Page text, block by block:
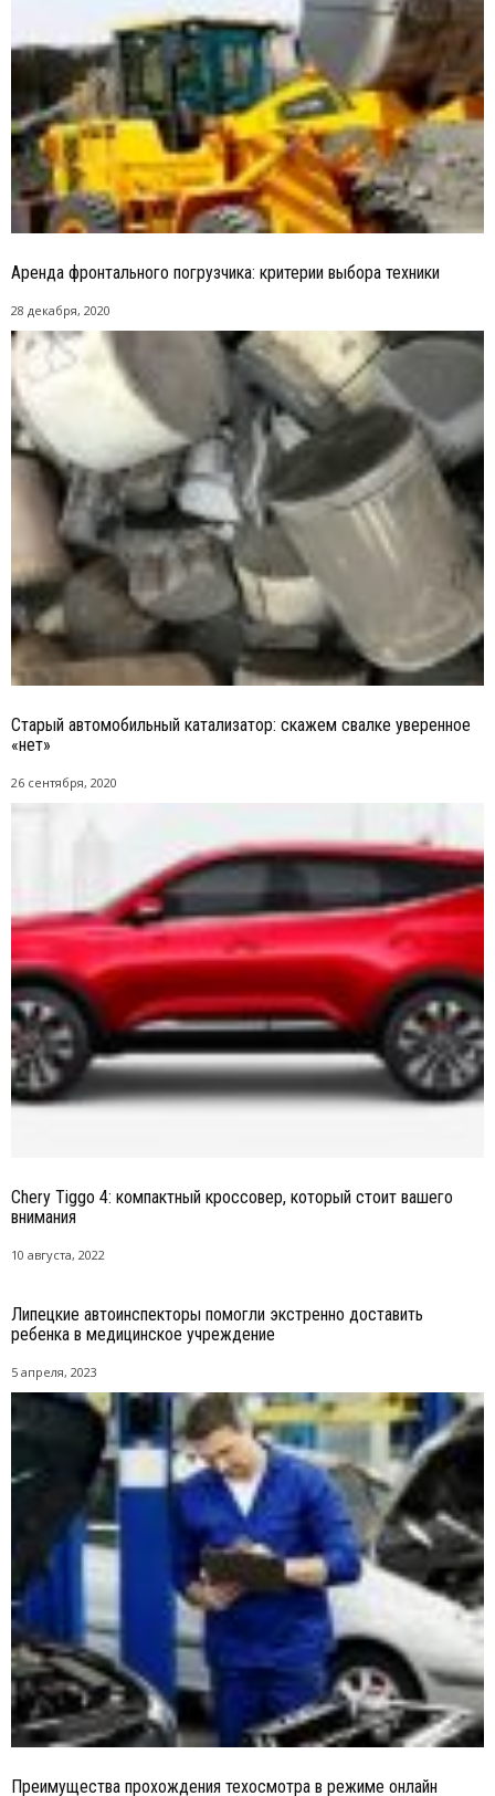
Аренда фронтального погрузчика: критерии выбора техники
28 декабря, 2020
Старый автомобильный катализатор: скажем свалке уверенное
«нет»
26 сентября, 2020
Chery Tiggo 4: компактный кроссовер, который стоит вашего
внимания
10 августа, 2022
Липецкие автоинспекторы помогли экстренно доставить
ребенка в медицинское учреждение
5 апреля, 2023
Преимущества прохождения техосмотра в режиме онлайн